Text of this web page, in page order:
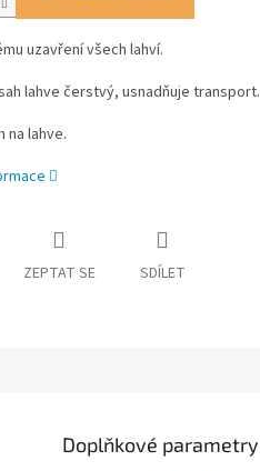
uzavření všech lahví.
lahve čerstvý, usnadňuje transport.
na lahve.
ZEPTAT SE SDÍLET
Doplňkové parametry